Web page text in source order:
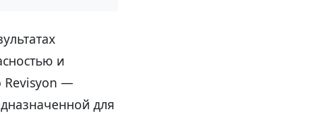
и
Revisyon —
для